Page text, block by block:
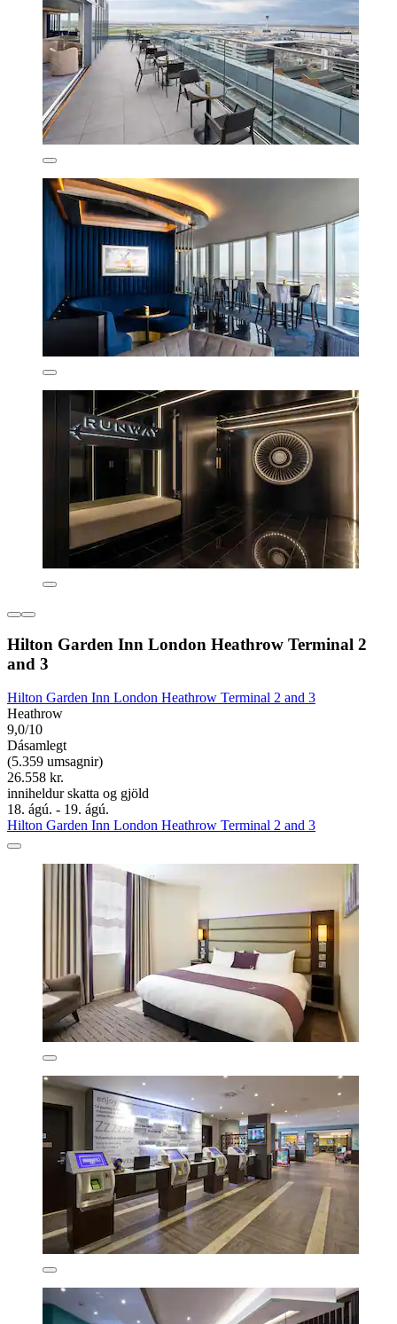
Hilton Garden Inn London Heathrow Terminal 2
and 3
Hilton Garden Inn London Heathrow Terminal 2 and 3
Heathrow
9,0/10
Dásamlegt
(5.359 umsagnir)
26.558 kr.
inniheldur skatta og gjöld
18. ágú. - 19. ágú.
Hilton Garden Inn London Heathrow Terminal 2 and 3